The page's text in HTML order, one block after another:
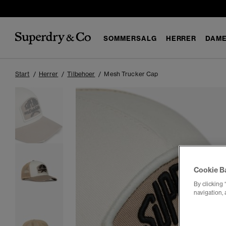
SOMMERSALG HERRER
Start Herrer Tilbehoer Mesh Trucker Cap
Cookie
By clicking
navigation,